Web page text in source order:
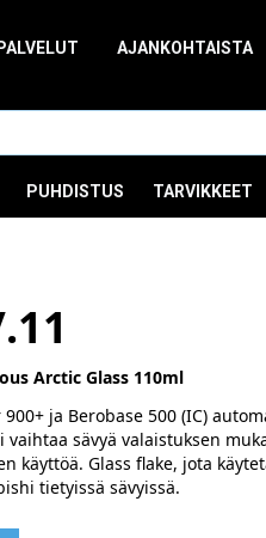
PALVELUT AJANKOHTAISTA
PUHDISTUS TARVIKKEET
Arctic Glass 110ml
900+ ja Berobase 500 (IC)
sävyä valaistuksen
käyttöä. Glass flake, jota
tietyissä sävyissä.